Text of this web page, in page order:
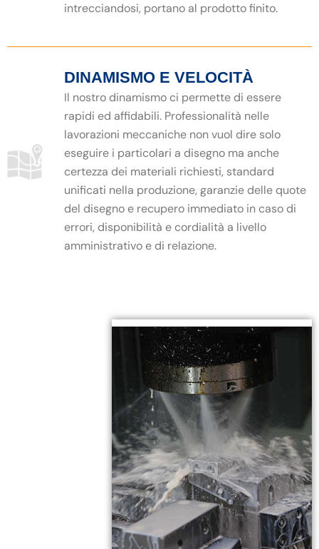
intrecciandosi, portano al prodotto finito.
DINAMISMO E VELOCITÀ
Il nostro dinamismo ci permette di essere
rapidi ed affidabili. Professionalità nelle
lavorazioni meccaniche non vuol dire solo
eseguire i particolari a disegno ma anche
certezza dei materiali richiesti, standard
unificati nella produzione, garanzie delle quote
del disegno e recupero immediato in caso di
errori, disponibilità e cordialità a livello
amministrativo e di relazione.